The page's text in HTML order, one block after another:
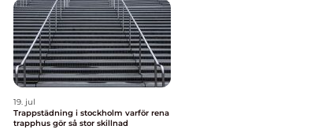
19. jul
Trappstädning i stockholm varför rena
trapphus gör så stor skillnad